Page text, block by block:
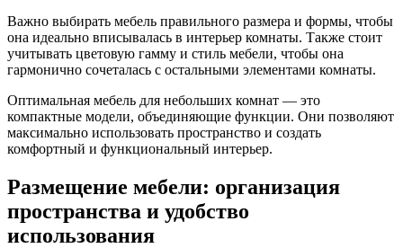
Важно выбирать мебель правильного размера и формы, чтобы
она идеально вписывалась в интерьер комнаты. Также стоит
учитывать цветовую гамму и стиль мебели, чтобы она
гармонично сочеталась с остальными элементами комнаты.
Оптимальная мебель для небольших комнат — это
компактные модели, объединяющие функции. Они позволяют
максимально использовать пространство и создать
комфортный и функциональный интерьер.
Размещение мебели: организация
пространства и удобство
использования